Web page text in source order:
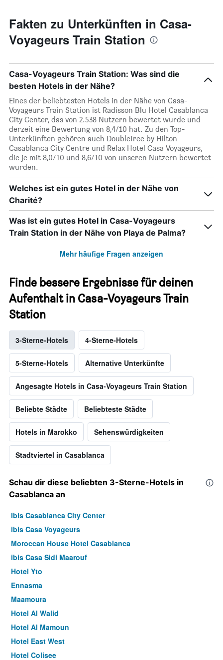
Fakten zu Unterkünften in Casa-
Voyageurs Train Station
Casa-Voyageurs Train Station: Was sind die
besten Hotels in der Nähe?
Eines der beliebtesten Hotels in der Nähe von Casa-
Voyageurs Train Station ist Radisson Blu Hotel Casablanca
City Center, das von 2.538 Nutzern bewertet wurde und
derzeit eine Bewertung von 8,4/10 hat. Zu den Top-
Unterkünften gehören auch DoubleTree by Hilton
Casablanca City Centre und Relax Hotel Casa Voyageurs,
die je mit 8,0/10 und 8,6/10 von unseren Nutzern bewertet
wurden.
Welches ist ein gutes Hotel in der Nähe von
Charité?
Was ist ein gutes Hotel in Casa-Voyageurs
Train Station in der Nähe von Playa de Palma?
Mehr häufige Fragen anzeigen
Finde bessere Ergebnisse für deinen
Aufenthalt in Casa-Voyageurs Train
Station
3-Sterne-Hotels 4-Sterne-Hotels
5-Sterne-Hotels Alternative Unterkünfte
Angesagte Hotels in Casa-Voyageurs Train Station
Beliebte Städte Beliebteste Städte
Hotels in Marokko Sehenswürdigkeiten
Stadtviertel in Casablanca
Schau dir diese beliebten 3-Sterne-Hotels in
Casablanca an
Ibis Casablanca City Center
ibis Casa Voyageurs
Moroccan House Hotel Casablanca
ibis Casa Sidi Maarouf
Hotel Yto
Ennasma
Maamoura
Hotel Al Walid
Hotel Al Mamoun
Hotel East West
Hotel Colisee